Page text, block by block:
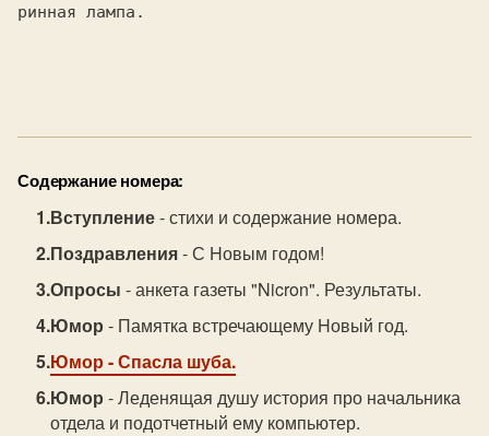
ринная лампа.
Содержание номера:
Вступление- стихи и содержание номера.
Поздравления- С Hовым годом!
Опросы - анкета газеты "Nicron". Результаты.
Юмор - Памятка встречающему Hовый год.
Юмор - Спасла шуба.
Юмор - Леденящая душу история про начальника
отдела и подотчетный ему компьютер.